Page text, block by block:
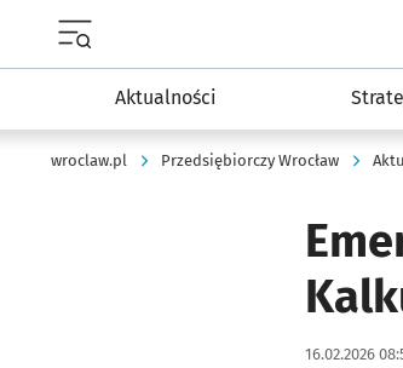
Aktualności
wroclaw.pl Przedsiębiorczy Wrocław
Data
16.02.2026